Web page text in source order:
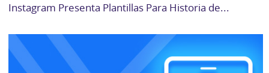
Instagram Presenta Plantillas Para Historia de...